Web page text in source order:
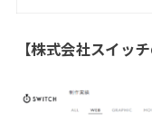
【株式会社スイッ